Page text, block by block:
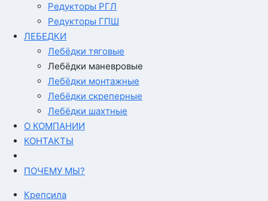
Редукторы РГЛ
Редукторы ГПШ
ЛЕБЕДКИ
Лебёдки тяговые
Лебёдки маневровые
Лебёдки монтажные
Лебёдки скреперные
Лебёдки шахтные
О КОМПАНИИ
КОНТАКТЫ
ПОЧЕМУ МЫ?
Крепсила